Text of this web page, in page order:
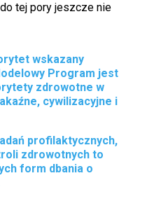
tej pory jeszcze nie
wskazany
Program jest
zdrowotne w
cywilizacyjne i
profilaktycznych,
zdrowotnych to
form dbania o